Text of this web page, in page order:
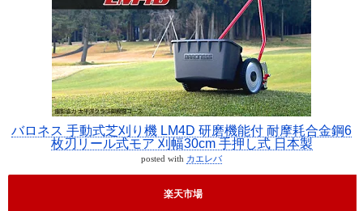
バロネス 手動式芝刈り機 LM4D 研磨機能付 耐摩耗合金鋼6
枚刃リール式モア 刈幅30cm 手押し式 日本製
posted with カエレバ
楽天市場